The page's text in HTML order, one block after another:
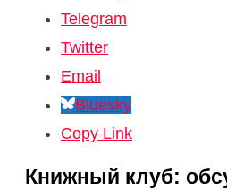
Telegram
Twitter
Email
Bluesky
Copy Link
Книжный клуб: